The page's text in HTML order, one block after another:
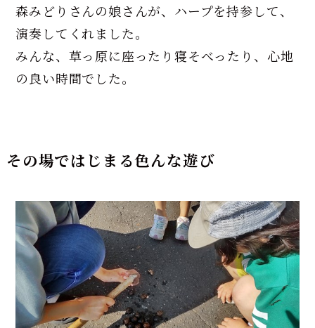
森みどりさんの娘さんが、ハープを持参して、
演奏してくれました。
みんな、草っ原に座ったり寝そべったり、心地
の良い時間でした。
その場ではじまる色んな遊び